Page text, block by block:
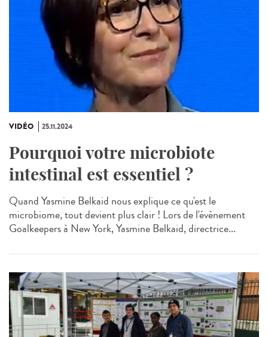
VIDÉO 25.11.2024
Pourquoi votre microbiote
intestinal est essentiel ?
Quand Yasmine Belkaid nous explique ce qu'est le
microbiome, tout devient plus clair ! Lors de l'évènement
Goalkeepers à New York, Yasmine Belkaid, directrice...